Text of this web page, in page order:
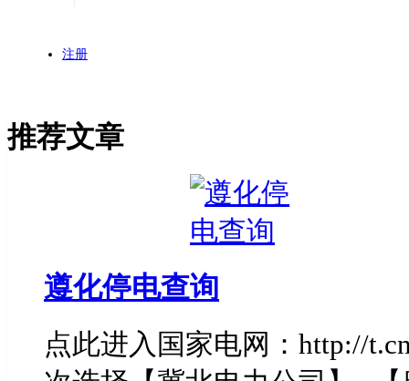
注册
推荐文章
遵化停电查询
点此进入国家电网：http://